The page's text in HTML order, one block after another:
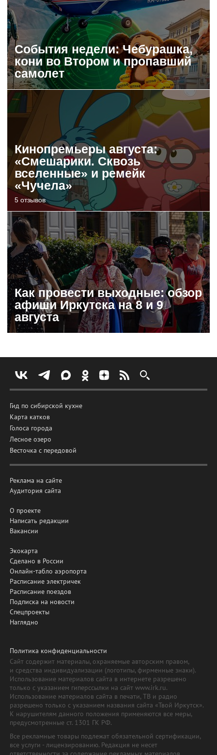
События недели: Чебурашка,
кони во Втором и пропавший
самолет
Кинопремьеры августа:
«Смешарики. Сквозь
вселенные» и ремейк
«Чучела»
5 отзывов
Как провести выходные: обзор
афиши Иркутска на 8 и 9
августа
Гид по сибирской кухне
Карта катков
Голоса города
Лесное озеро
Весточка с передовой
Реклама на сайте
Аудитория сайта
О проекте
Написать редакции
Вакансии
Экокарта
Сделано в России
Онлайн-табло аэропорта
Расписание электричек
Расписание поездов
Подписка на новости
Спецпроекты
Наглядно
Политика конфиденциальности
Сайт содержит материалы, охраняемые авторским правом,
и средства индивидуализации (логотипы, фирменные знаки).
Использование материалов сайта в интернете разрешено
только с указанием гиперссылки на сайт www.irk.ru.
Использование материалов сайта в печати, ТВ и радио
разрешено только с указанием названия сайта «Твой Иркутск».
К нарушителям данного положения применяются все меры,
предусмотренные ст. 1301 ГК РФ.
Все рекламные товары подлежат обязательной сертификации,
все услуги - лицензированию. Редакция не несет